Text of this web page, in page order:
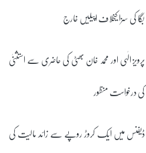
بگا کی سزا کیخلاف اپیلیں خارج
پرویز الٰہی اور محمد خان بھٹی کی حاضری سے استثنیٰ
کی درخواست منظور
ڈیفنس میں ایک کروڑ روپے سے زائد مالیت کی